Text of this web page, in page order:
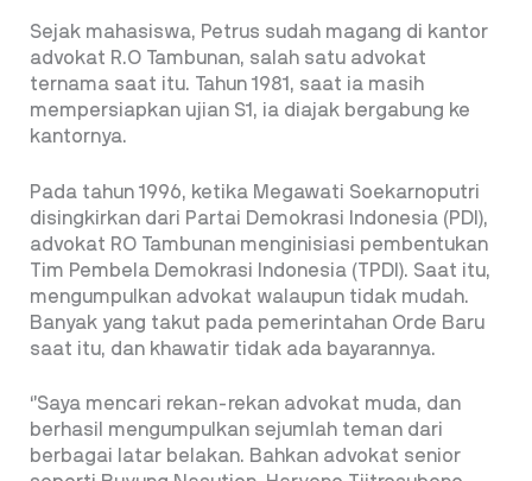
Sejak mahasiswa, Petrus sudah magang di kantor
advokat R.O Tambunan, salah satu advokat
ternama saat itu. Tahun 1981, saat ia masih
mempersiapkan ujian S1, ia diajak bergabung ke
kantornya.
Pada tahun 1996, ketika Megawati Soekarnoputri
disingkirkan dari Partai Demokrasi Indonesia (PDI),
advokat RO Tambunan menginisiasi pembentukan
Tim Pembela Demokrasi Indonesia (TPDI). Saat itu,
mengumpulkan advokat walaupun tidak mudah.
Banyak yang takut pada pemerintahan Orde Baru
saat itu, dan khawatir tidak ada bayarannya.
‘’Saya mencari rekan-rekan advokat muda, dan
berhasil mengumpulkan sejumlah teman dari
berbagai latar belakan. Bahkan advokat senior